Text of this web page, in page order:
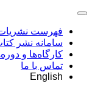
فهرست
سامانه نشر
کارگاه‌ها و
تماس با ما
English